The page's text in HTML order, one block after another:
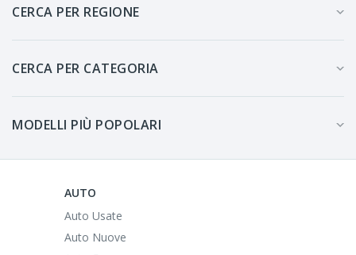
CERCA PER REGIONE
CERCA PER CATEGORIA
MODELLI PIÙ POPOLARI
AUTO
Auto Usate
Auto Nuove